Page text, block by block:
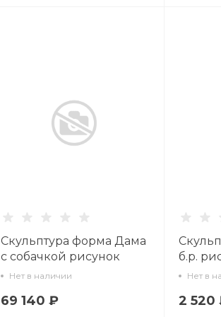
Скульптура форма Дама
с собачкой рисунок
Путешествие в СПб арт.
Нет в наличии
69 140 ₽
б.р.
Нет в
2 520